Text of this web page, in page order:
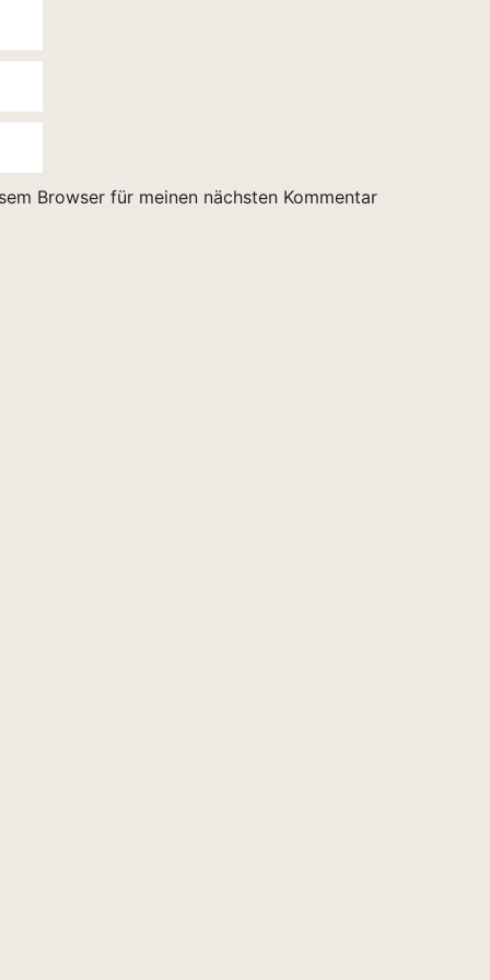
Browser für meinen nächsten Kommentar